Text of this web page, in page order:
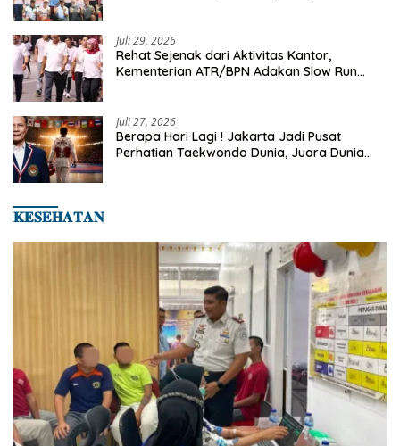
Juli 29, 2026
Rehat Sejenak dari Aktivitas Kantor,
Kementerian ATR/BPN Adakan Slow Run
Juli 27, 2026
Berapa Hari Lagi ! Jakarta Jadi Pusat
Perhatian Taekwondo Dunia, Juara Dunia
𝐊𝐄𝐒𝐄𝐇𝐀𝐓𝐀𝐍